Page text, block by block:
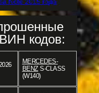
кодов:
MERCEDES-
BENZS-CLASS
(W140)